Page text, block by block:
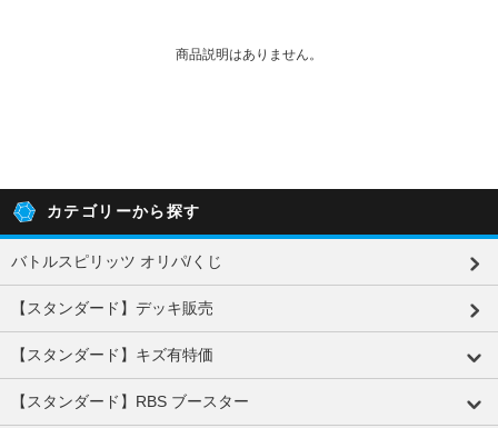
商品説明はありません。
カテゴリーから探す
バトルスピリッツ オリパ/くじ
【スタンダード】デッキ販売
【スタンダード】キズ有特価
【スタンダード】RBS ブースター